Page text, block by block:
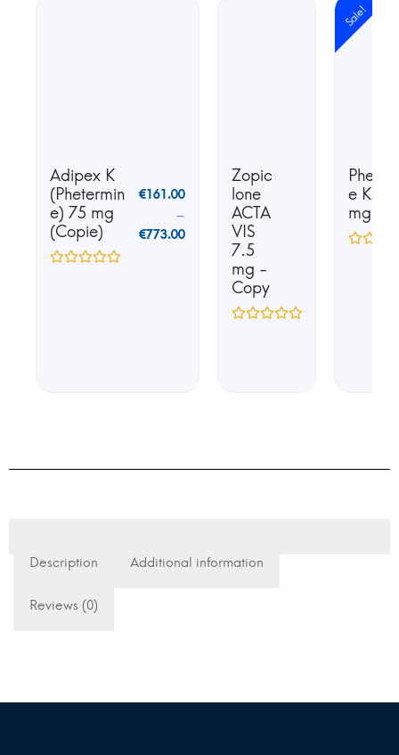
Adipex K
(Phetermin
e) 75 mg
(Copie)
€161.00
–
€773.00
Zopic
lone
ACTA
VIS
7.5
mg -
Copy
Sale!
e K25
mg
Description Additional information
Reviews (0)